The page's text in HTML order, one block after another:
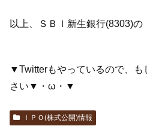
以上、ＳＢＩ新生銀行(8303)の
▼Twitterもやっているので、も
さい▼・ω・▼
ＩＰＯ(株式公開)情報